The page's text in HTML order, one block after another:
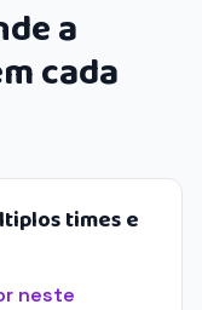
a
cada
times e
neste